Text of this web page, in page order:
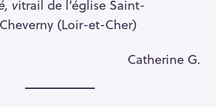
vitrail de l’église Saint-
(Loir-et-Cher)
Catherine G.